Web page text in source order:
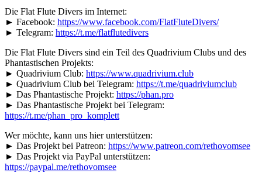
Die Flat Flute Divers im Internet:
► Facebook: https://www.facebook.com/FlatFluteDivers/
► Telegram: https://t.me/flatflutedivers
Die Flat Flute Divers sind ein Teil des Quadrivium Clubs und des
Phantastischen Projekts:
► Quadrivium Club: https://www.quadrivium.club
► Quadrivium Club bei Telegram: https://t.me/quadriviumclub
► Das Phantastische Projekt: https://phan.pro
► Das Phantastische Projekt bei Telegram:
https://t.me/phan_pro_komplett
Wer möchte, kann uns hier unterstützen:
► Das Projekt bei Patreon: https://www.patreon.com/rethovomsee
► Das Projekt via PayPal unterstützen:
https://paypal.me/rethovomsee